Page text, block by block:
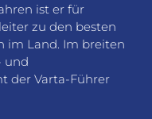
ist er für
zu den besten
im Land. Im breiten
und
der Varta-Führer